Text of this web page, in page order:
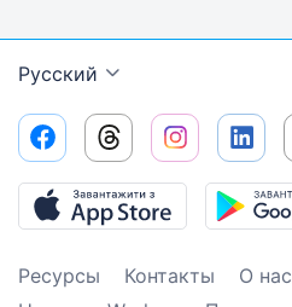
Русский
Ресурсы Контакты О нас